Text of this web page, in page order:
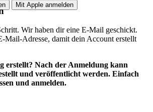
Mit Apple anmelden
Wir haben dir eine E-Mail geschickt.
Mail-Adresse, damit dein Account erstellt
erstellt? Nach der Anmeldung kann
und veröffentlicht werden. Einfach
und anmelden.